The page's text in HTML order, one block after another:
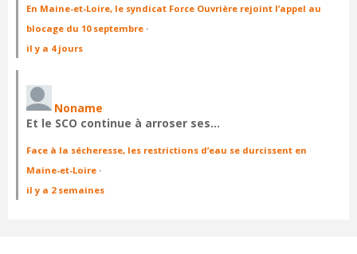
En Maine-et-Loire, le syndicat Force Ouvrière rejoint l’appel au
blocage du 10 septembre ·
il y a 4 jours
Noname
Et le SCO continue à arroser ses…
Face à la sécheresse, les restrictions d’eau se durcissent en
Maine-et-Loire ·
il y a 2 semaines